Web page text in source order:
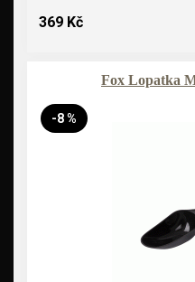
369 Kč
Fox Lopatka
-8 %